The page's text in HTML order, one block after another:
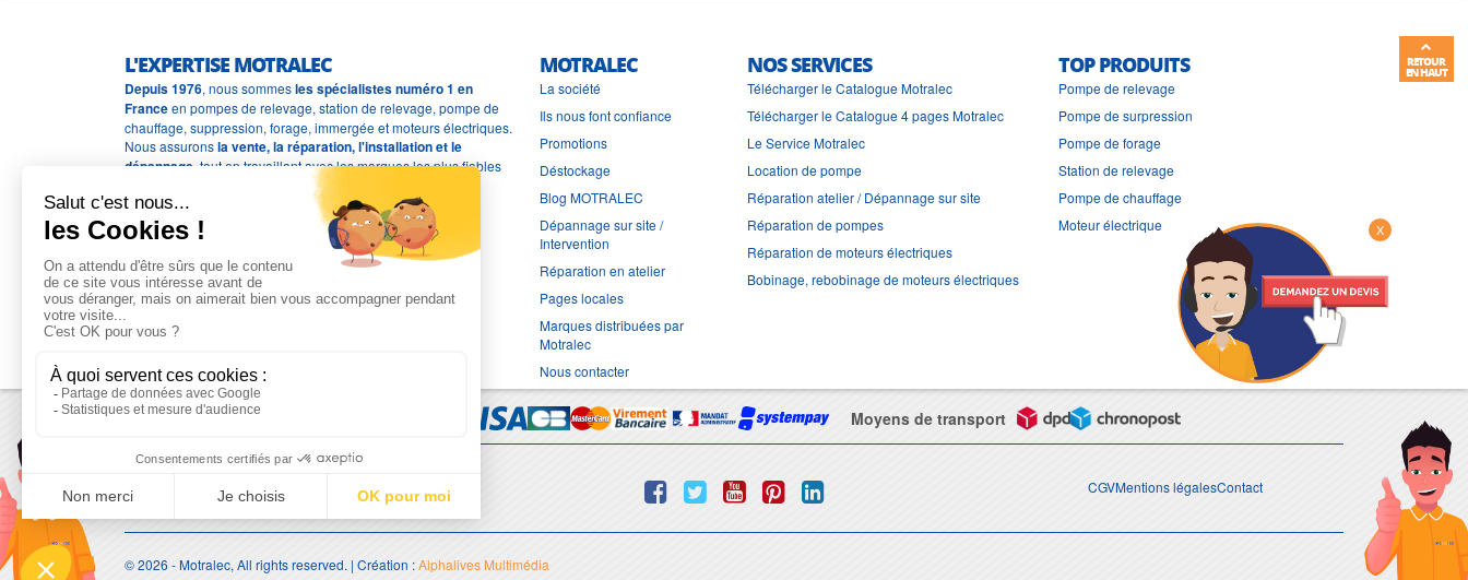
L'EXPERTISE MOTRALEC
Depuis 1976, nous sommesles spécialistes numéro 1 en
Franceen pompes de relevage, station de relevage, pompe de
chauffage, suppression, forage, immergée et moteurs électriques.
Nous assuronsla vente, la réparation, l'installation et le
dépannage , tout en travaillant avec les marques les plus fiables
MOTRALEC
La société
Ils nous font confiance
Promotions
Déstockage
Blog MOTRALEC
Dépannage sur site /
Intervention
Réparation en atelier
Pages locales
Marques distribuées par
Motralec
Nous contacter
NOS SERVICES
Télécharger le Catalogue Motralec
Télécharger le Catalogue 4 pages Motralec
Le Service Motralec
Location de pompe
Réparation atelier / Dépannage sur site
Réparation de pompes
Réparation de moteurs électriques
Bobinage, rebobinage de moteurs électriques
TOP PRODUITS
Pompe de relevage
Pompe de surpression
Pompe de forage
Station de relevage
Pompe de chauffage
Moteur électrique
Moyens de transport
CGVMentions légalesContact
© 2026 - Motralec, All rights reserved. | Création :Alphalives Multimédia
X
RETOUR
EN HAUT